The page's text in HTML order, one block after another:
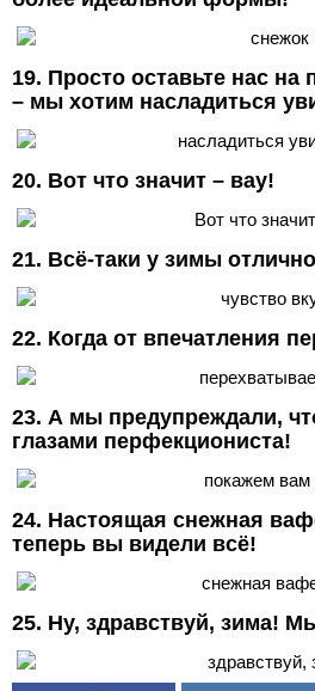
19. Просто оставьте нас на
– мы хотим насладиться
20. Вот что значит – вау!
21. Всё-таки у зимы
22. Когда от впечатления
23. А мы предупреждали,
глазами перфекциониста!
24. Настоящая снежная
теперь вы видели всё!
25. Ну, здравствуй, зима!